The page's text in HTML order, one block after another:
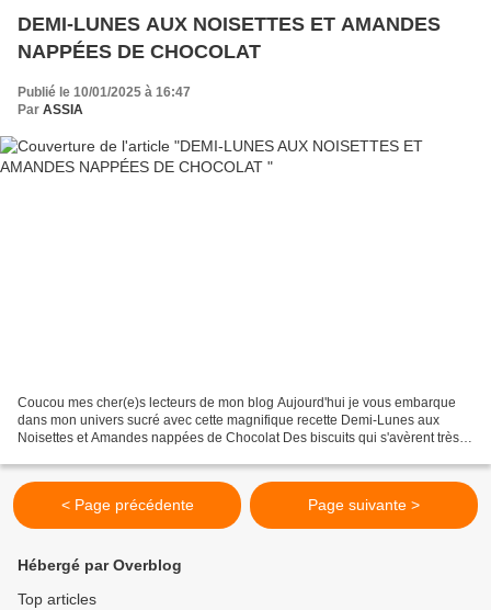
DEMI-LUNES AUX NOISETTES ET AMANDES
NAPPÉES DE CHOCOLAT
Publié le 10/01/2025 à 16:47
Par ASSIA
Coucou mes cher(e)s lecteurs de mon blog Aujourd'hui je vous embarque
dans mon univers sucré avec cette magnifique recette Demi-Lunes aux
Noisettes et Amandes nappées de Chocolat Des biscuits qui s'avèrent très
< Page précédente Page suivante >
Hébergé par Overblog
Top articles